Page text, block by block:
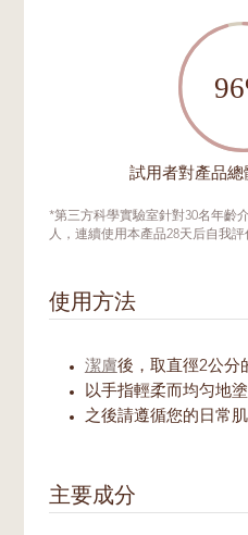
試用者對產品
*第三方科學實驗室針對30名年齡
人，連續使用本產品28天后自我評
使用方法
潔膚後，取直徑2公分
以手指輕柔而均匀地
之後請遵循您的日常肌
主要成分